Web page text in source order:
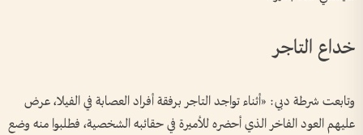
خداع التاجر
وتابعت شرطة دبي: «أثناء تواجد التاجر برفقة أفراد العصابة في الفيلا، عرض
عليهم العود الفاخر الذي أحضره للأميرة في حقائبه الشخصية، فطلبوا منه وضع